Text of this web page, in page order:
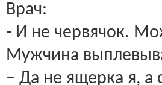
Врач:
- И не червячок.
Мужчина
– Да не ящерка я, а